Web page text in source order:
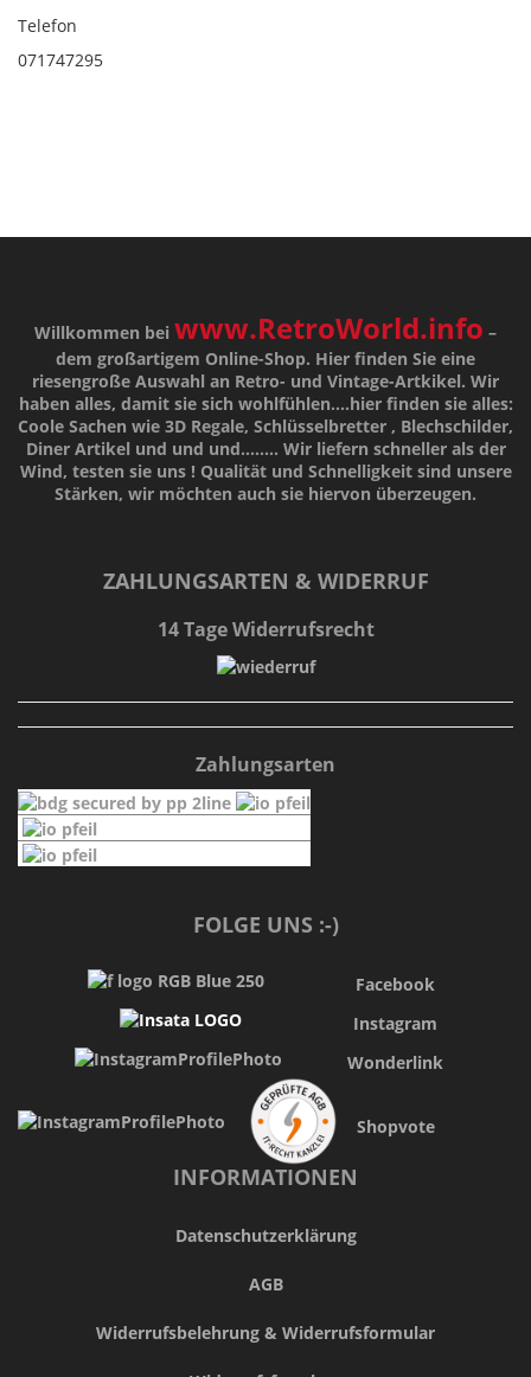
Telefon
071747295
Willkommen bei www.RetroWorld.info –
dem großartigem Online-Shop. Hier finden Sie eine
riesengroße Auswahl an Retro- und Vintage-Artkikel. Wir
haben alles, damit sie sich wohlfühlen....hier finden sie alles:
Coole Sachen wie 3D Regale, Schlüsselbretter , Blechschilder,
Diner Artikel und und und........ Wir liefern schneller als der
Wind, testen sie uns ! Qualitätund Schnelligkeitsind unsere
Stärken, wir möchten auch sie hiervon überzeugen.
ZAHLUNGSARTEN & WIDERRUF
14 Tage Widerrufsrecht
Zahlungsarten
FOLGE UNS :-)
Facebook
Instagram
Wonderlink
Shopvote
INFORMATIONEN
Datenschutzerklärung
AGB
Widerrufsbelehrung & Widerrufsformular